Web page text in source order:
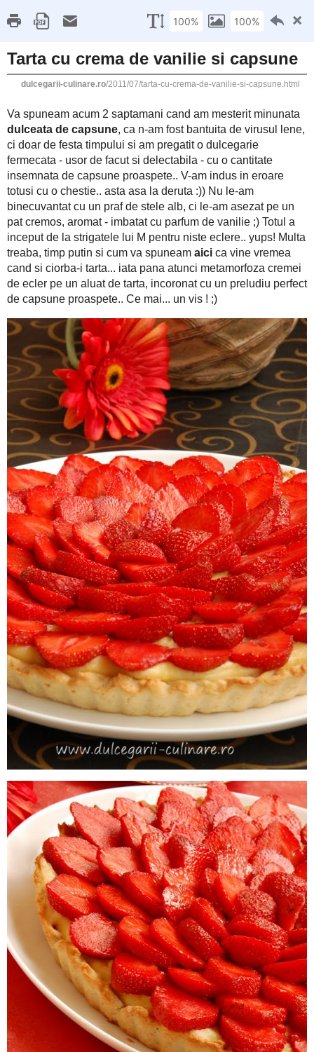
Dulcegarii culinare
4 IULIE 2011
Tarta cu crema de vanilie si
Va spuneam acum 2 saptamani cand am mesterit
bantuita de virusul lene, ci doar de festa timpului si am
si delectabila - cu o cantitate insemnata de capsune
chestie.. asta asa la deruta :)) Nu le-am binecuvantat cu un
cremos, aromat - imbatat cu parfum de vanilie ;) Totul a
eclere.. yups! Multa treaba, timp putin si cum va spuneamaici
iata pana atunci metamorfoza cremei de ecler pe un aluat de
capsune proaspete.. Ce mai... un vis ! ;)
This site uses cookies from Google to deliver